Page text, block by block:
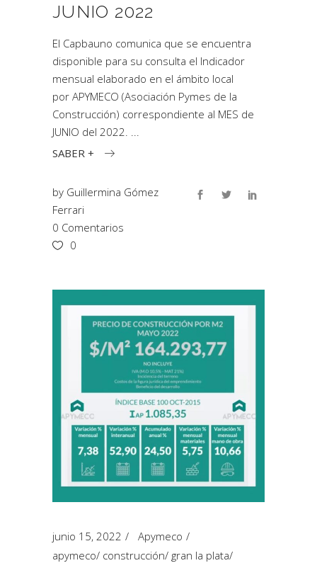
JUNIO 2022
El Capbauno comunica que se encuentra
disponible para su consulta el Indicador
mensual elaborado en el ámbito local
por APYMECO (Asociación Pymes de la
Construcción) correspondiente al MES de
JUNIO del 2022.
SABER +
by Guillermina Gómez
Ferrari
0 Comentarios
0
junio 15, 2022
Apymeco
apymeco/ construcción/ gran la plata/